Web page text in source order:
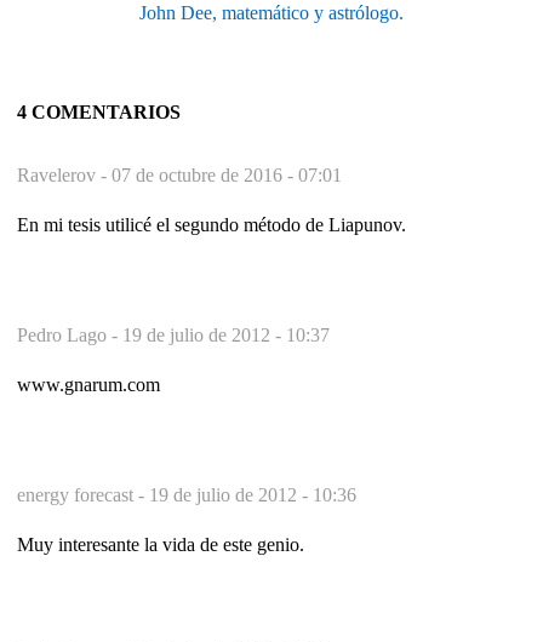
John Dee, matemático y astrólogo.
4 COMENTARIOS
Ravelerov - 07 de octubre de 2016 - 07:01
En mi tesis utilicé el segundo método de Liapunov.
Pedro Lago - 19 de julio de 2012 - 10:37
www.gnarum.com
energy forecast - 19 de julio de 2012 - 10:36
Muy interesante la vida de este genio.